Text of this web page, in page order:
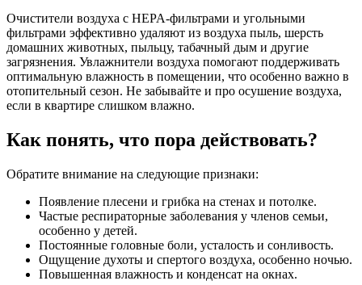
Очистители воздуха с HEPA-фильтрами и угольными
фильтрами эффективно удаляют из воздуха пыль, шерсть
домашних животных, пыльцу, табачный дым и другие
загрязнения. Увлажнители воздуха помогают поддерживать
оптимальную влажность в помещении, что особенно важно в
отопительный сезон. Не забывайте и про осушение воздуха,
если в квартире слишком влажно.
Как понять, что пора действовать?
Обратите внимание на следующие признаки:
Появление плесени и грибка на стенах и потолке.
Частые респираторные заболевания у членов семьи,
особенно у детей.
Постоянные головные боли, усталость и сонливость.
Ощущение духоты и спертого воздуха, особенно ночью.
Повышенная влажность и конденсат на окнах.